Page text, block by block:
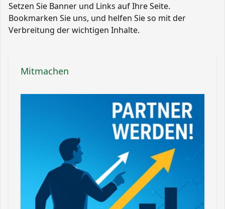
Setzen Sie Banner und Links auf Ihre Seite.
Bookmarken Sie uns, und helfen Sie so mit der
Verbreitung der wichtigen Inhalte.
Mitmachen